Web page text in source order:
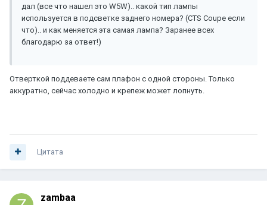
дал (все что нашел это W5W).. какой тип лампы
используется в подсветке заднего номера? (CTS Coupe если
что).. и как меняется эта самая лампа? Заранее всех
благодарю за ответ!)
Отверткой поддеваете сам плафон с одной стороны. Только
аккуратно, сейчас холодно и крепеж может лопнуть.
Цитата
zambaa